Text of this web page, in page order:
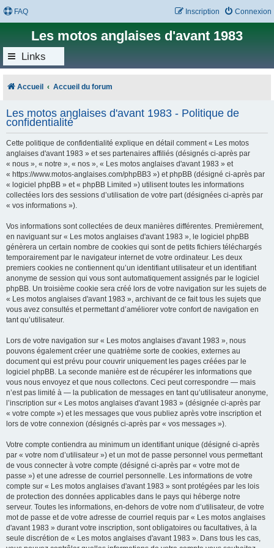
FAQ Connexion
Inscription
Les motos anglaises d'avant 1983
Links
Accueil Accueil du forum
Les motos anglaises d'avant 1983 - Politique de
confidentialité
Cette politique de confidentialité explique en détail comment « Les motos
anglaises d'avant 1983 » et ses partenaires affiliés (désignés ci-après par
« nous », « notre », « nos », « Les motos anglaises d'avant 1983 » et
« https://www.motos-anglaises.com/phpBB3 ») et phpBB (désigné ci-après par
« logiciel phpBB » et « phpBB Limited ») utilisent toutes les informations
collectées lors des sessions d’utilisation de votre part (désignées ci-après par
« vos informations »).
Vos informations sont collectées de deux manières différentes. Premièrement,
en naviguant sur « Les motos anglaises d'avant 1983 », le logiciel phpBB
génèrera un certain nombre de cookies qui sont de petits fichiers téléchargés
temporairement par le navigateur internet de votre ordinateur. Les deux
premiers cookies ne contiennent qu’un identifiant utilisateur et un identifiant
anonyme de session qui vous sont automatiquement assignés par le logiciel
phpBB. Un troisième cookie sera créé lors de votre navigation sur les sujets de
« Les motos anglaises d'avant 1983 », archivant de ce fait tous les sujets que
vous avez consultés et permettant d’améliorer votre confort de navigation en
tant qu’utilisateur.
Lors de votre navigation sur « Les motos anglaises d'avant 1983 », nous
pouvons également créer une quatrième sorte de cookies, externes au
document qui est prévu pour couvrir uniquement les pages créées par le
logiciel phpBB. La seconde manière est de récupérer les informations que
vous nous envoyez et que nous collectons. Ceci peut correspondre — mais
n’est pas limité à — la publication de messages en tant qu’utilisateur anonyme,
l’inscription sur « Les motos anglaises d'avant 1983 » (désignée ci-après par
« votre compte ») et les messages que vous publiez après votre inscription et
lors de votre connexion (désignés ci-après par « vos messages »).
Votre compte contiendra au minimum un identifiant unique (désigné ci-après
par « votre nom d’utilisateur ») et un mot de passe personnel vous permettant
de vous connecter à votre compte (désigné ci-après par « votre mot de
passe ») et une adresse de courriel personnelle. Les informations de votre
compte sur « Les motos anglaises d'avant 1983 » sont protégées par les lois
de protection des données applicables dans le pays qui héberge notre
serveur. Toutes les informations, en-dehors de votre nom d’utilisateur, de votre
mot de passe et de votre adresse de courriel requis par « Les motos anglaises
d'avant 1983 » durant votre inscription, sont obligatoires ou facultatives, à la
seule discrétion de « Les motos anglaises d'avant 1983 ». Dans tous les cas,